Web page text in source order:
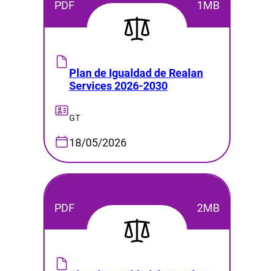
PDF 1MB
Plan de Igualdad de Realan
Services 2026-2030
GT
18/05/2026
PDF 2MB